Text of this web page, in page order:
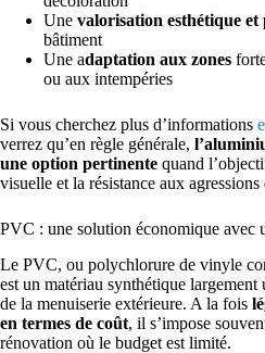
Une valorisation esthétique
bâtiment
Une adaptation aux zones
ou aux intempéries
Si vous cherchez plus d’informations
verrez qu’en règle générale,
une option pertinente quand
visuelle et la résistance aux agressions
PVC : une solution économique avec
Le PVC, ou polychlorure de vinyle
est un matériau synthétique largement
de la menuiserie extérieure. A la fois
en termes de coût, il s’impose
rénovation où le budget est limité.